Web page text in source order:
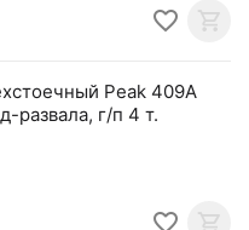
Peak 409A
развала, г/п 4 т.